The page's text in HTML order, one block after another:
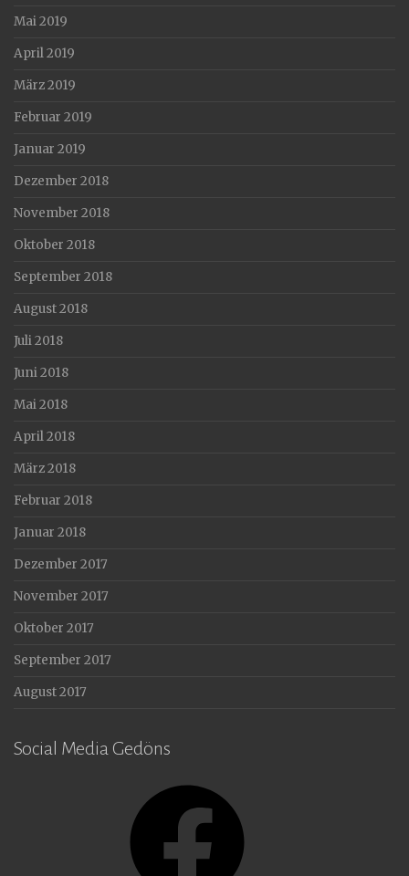
Mai 2019
April 2019
März 2019
Februar 2019
Januar 2019
Dezember 2018
November 2018
Oktober 2018
September 2018
August 2018
Juli 2018
Juni 2018
Mai 2018
April 2018
März 2018
Februar 2018
Januar 2018
Dezember 2017
November 2017
Oktober 2017
September 2017
August 2017
Social Media Gedöns